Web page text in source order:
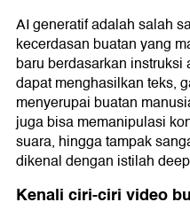
AI generatif adalah salah
kecerdasan buatan yang
baru berdasarkan instruksi
dapat menghasilkan teks,
menyerupai buatan
juga bisa memanipulasi
suara, hingga tampak
dikenal dengan istilah
Kenali ciri-ciri video